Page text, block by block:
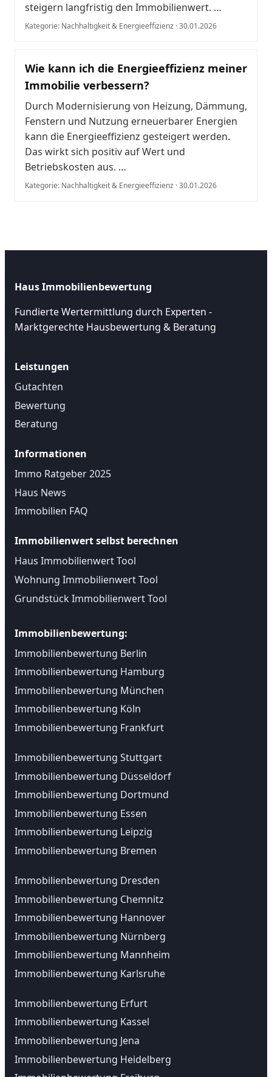
steigern langfristig den Immobilienwert. …
Kategorie: Nachhaltigkeit & Energieeffizienz · 30.01.2026
Wie kann ich die Energieeffizienz meiner
Immobilie verbessern?
Durch Modernisierung von Heizung, Dämmung,
Fenstern und Nutzung erneuerbarer Energien
kann die Energieeffizienz gesteigert werden.
Das wirkt sich positiv auf Wert und
Betriebskosten aus. …
Kategorie: Nachhaltigkeit & Energieeffizienz · 30.01.2026
Haus Immobilienbewertung
Fundierte Wertermittlung durch Experten -
Marktgerechte Hausbewertung & Beratung
Leistungen
Gutachten
Bewertung
Beratung
Informationen
Immo Ratgeber 2025
Haus News
Immobilien FAQ
Immobilienwert selbst berechnen
Haus Immobilienwert Tool
Wohnung Immobilienwert Tool
Grundstück Immobilienwert Tool
Immobilienbewertung:
Immobilienbewertung Berlin
Immobilienbewertung Hamburg
Immobilienbewertung München
Immobilienbewertung Köln
Immobilienbewertung Frankfurt
Immobilienbewertung Stuttgart
Immobilienbewertung Düsseldorf
Immobilienbewertung Dortmund
Immobilienbewertung Essen
Immobilienbewertung Leipzig
Immobilienbewertung Bremen
Immobilienbewertung Dresden
Immobilienbewertung Chemnitz
Immobilienbewertung Hannover
Immobilienbewertung Nürnberg
Immobilienbewertung Mannheim
Immobilienbewertung Karlsruhe
Immobilienbewertung Erfurt
Immobilienbewertung Kassel
Immobilienbewertung Jena
Immobilienbewertung Heidelberg